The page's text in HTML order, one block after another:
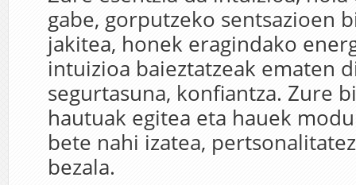
gabe, gorputzeko sentsazioen
jakitea, honek eragindako
intuizioa baieztatzeak ematen
segurtasuna, konfiantza. Zure
hautuak egitea eta hauek
bete nahi izatea,
bezala.